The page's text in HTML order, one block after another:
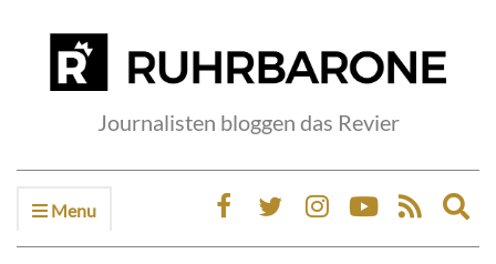
Journalisten bloggen das Revier
Menu